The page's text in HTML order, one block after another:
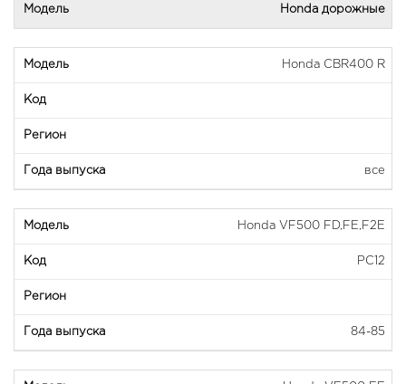
Honda дорожные
Honda CBR400 R
все
Honda VF500 FD,FE,F2E
PC12
84-85